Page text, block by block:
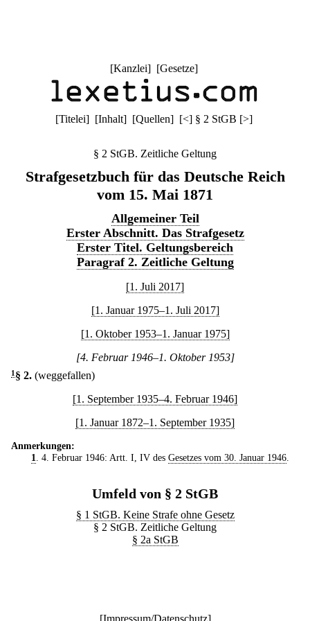
[Kanzlei] [Gesetze]
[Titelei] [Inhalt] [Quellen] [<] § 2 StGB [>]
§ 2 StGB. Zeitliche Geltung
Strafgesetzbuch für das Deutsche Reich
vom 15. Mai 1871
Allgemeiner Teil
Erster Abschnitt. Das Strafgesetz
Erster Titel. Geltungsbereich
Paragraf 2. Zeitliche Geltung
[1. Juli 2017]
[1. Januar 1975–1. Juli 2017]
[1. Oktober 1953–1. Januar 1975]
[4. Februar 1946–1. Oktober 1953]
1 § 2. (weggefallen)
[1. September 1935–4. Februar 1946]
[1. Januar 1872–1. September 1935]
Anmerkungen:
1
. 4. Februar 1946: Artt. I, IV des Gesetzes vom 30. Januar 1946.
Umfeld von § 2 StGB
§ 1 StGB. Keine Strafe ohne Gesetz
§ 2 StGB. Zeitliche Geltung
§ 2a StGB
[Impressum/Datenschutz]